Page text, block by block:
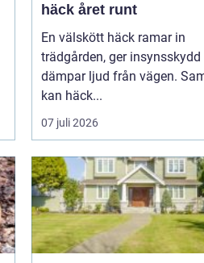
häck året runt
En välskött häck ramar in
trädgården, ger insynsskydd
dämpar ljud från vägen.
kan häck...
07 juli 2026